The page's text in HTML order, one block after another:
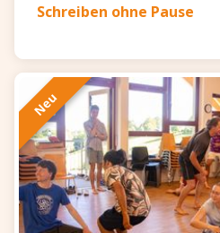
Schreiben ohne Pause
Neu